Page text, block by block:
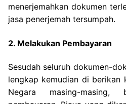
menerjemahkan dokumen
jasa penerjemah tersumpah.
2. Melakukan Pembayaran
Sesudah seluruh dokumen-
lengkap kemudian di berikan
Negara masing-masing,